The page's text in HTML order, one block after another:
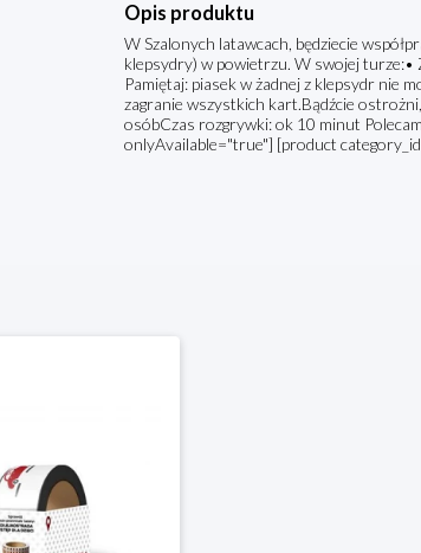
Opis produktu
W Szalonych latawcach, będziecie
klepsydry) w powietrzu. W swojej
Pamiętaj: piasek w żadnej z klepsydr nie
zagranie wszystkich kart.Bądźcie
osóbCzas rozgrywki: ok 10 minut
onlyAvailable="true"] [product